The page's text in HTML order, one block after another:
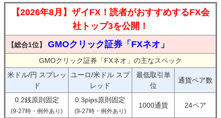
【2026年8月】ザイFX！読者がおすすめするFX会
社トップ3を公開！
【総合1位】 GMOクリック証券「FXネオ」
GMOクリック証券「FXネオ」の主なスペック
米ドル/円 スプレッ
ド
ユーロ/米ドル スプ
レッド
最低取引単
位
通貨ペア数
0.2銭原則固定
(9-27時・例外あり)
0.3pips原則固定
(9-27時・例外あり)
1000通貨 24ペア